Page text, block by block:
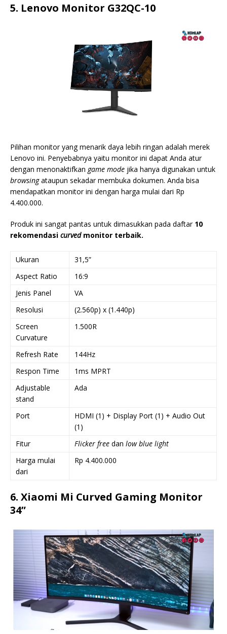
5. Lenovo Monitor G32QC-10
Pilihan monitor yang menarik daya lebih ringan adalah merek
Lenovo ini. Penyebabnya yaitu monitor ini dapat Anda atur
dengan menonaktifkan game mode jika hanya digunakan untuk
browsingataupun sekadar membuka dokumen. Anda bisa
mendapatkan monitor ini dengan harga mulai dari Rp
4.400.000.
Produk ini sangat pantas untuk dimasukkan pada daftar 10
rekomendasi curvedmonitor terbaik.
Ukuran
31,5”
Aspect Ratio
16:9
Jenis Panel
VA
Resolusi
(2.560p) x (1.440p)
Screen
Curvature
1.500R
Refresh Rate
144Hz
Respon Time
1ms MPRT
Adjustable
stand
Ada
Port
HDMI (1) + Display Port (1) + Audio Out
(1)
Fitur
Flicker free dan low blue light
Harga mulai
dari
Rp 4.400.000
6. Xiaomi Mi Curved Gaming Monitor
34”